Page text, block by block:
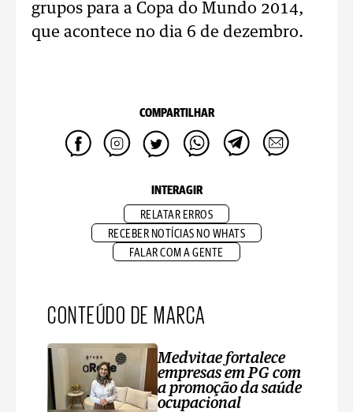
grupos para a Copa do Mundo 2014,
que acontece no dia 6 de dezembro.
COMPARTILHAR
INTERAGIR
RELATAR ERROS
RECEBER NOTÍCIAS NO WHATS
FALAR COM A GENTE
CONTEÚDO DE MARCA
Medvitae fortalece
empresas em PG com
a promoção da saúde
ocupacional